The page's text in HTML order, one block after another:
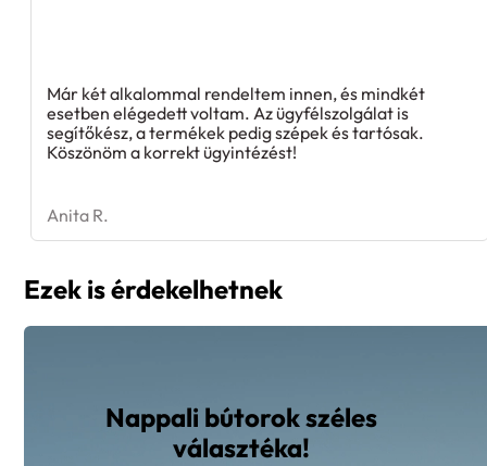
Már két alkalommal rendeltem innen, és mindkét
esetben elégedett voltam. Az ügyfélszolgálat is
segítőkész, a termékek pedig szépek és tartósak.
Köszönöm a korrekt ügyintézést!
Anita R.
Ezek is érdekelhetnek
Nappali bútorok széles
választéka!